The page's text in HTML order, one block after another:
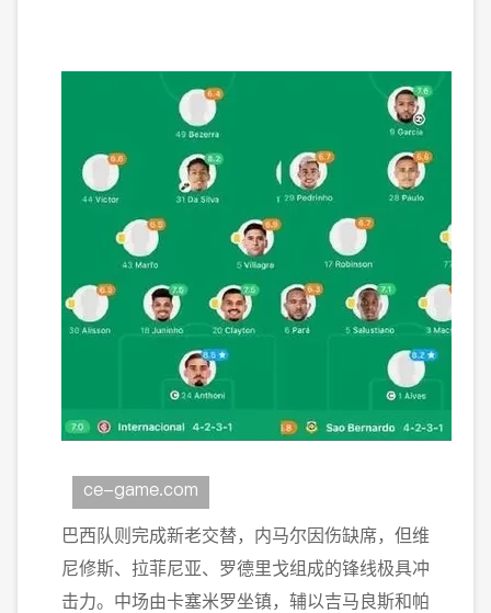
巴西队则完成新老交替，内马尔因伤缺席，但维
尼修斯、拉菲尼亚、罗德里戈组成的锋线极具冲
击力。中场由卡塞米罗坐镇，辅以吉马良斯和帕